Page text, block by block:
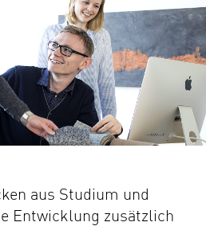
aus Studium und
Entwicklung zusätzlich